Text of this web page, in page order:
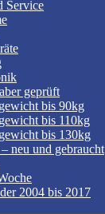
Service
geprüft
bis 90kg
bis 110kg
bis 130kg
neu und gebraucht
2004 bis 2017